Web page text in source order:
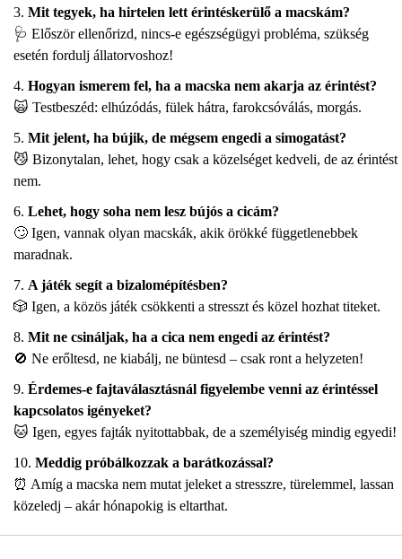
Mit tegyek, ha hirtelen lett érintéskerülő a macskám?
🩺 Először ellenőrizd, nincs-e egészségügyi probléma, szükség
esetén fordulj állatorvoshoz!
Hogyan ismerem fel, ha a macska nem akarja az érintést?
🙀 Testbeszéd: elhúzódás, fülek hátra, farokcsóválás, morgás.
Mit jelent, ha bújik, de mégsem engedi a simogatást?
😼 Bizonytalan, lehet, hogy csak a közelséget kedveli, de az érintést
nem.
Lehet, hogy soha nem lesz bújós a cicám?
🙄 Igen, vannak olyan macskák, akik örökké függetlenebbek
maradnak.
A játék segít a bizalomépítésben?
🎲 Igen, a közös játék csökkenti a stresszt és közel hozhat titeket.
Mit ne csináljak, ha a cica nem engedi az érintést?
🚫 Ne erőltesd, ne kiabálj, ne büntesd – csak ront a helyzeten!
Érdemes-e fajtaválasztásnál figyelembe venni az érintéssel
kapcsolatos igényeket?
🐱 Igen, egyes fajták nyitottabbak, de a személyiség mindig egyedi!
Meddig próbálkozzak a barátkozással?
⏰ Amíg a macska nem mutat jeleket a stresszre, türelemmel, lassan
közeledj – akár hónapokig is eltarthat.